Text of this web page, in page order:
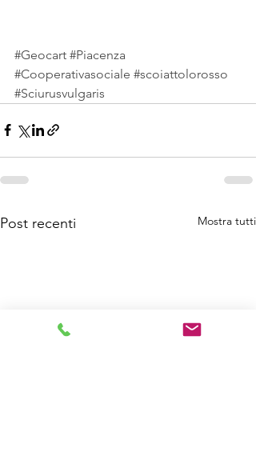
#Geocart #Piacenza
#Cooperativasociale #scoiattolorosso
#Sciurusvulgaris
Post recenti Mostra tutti